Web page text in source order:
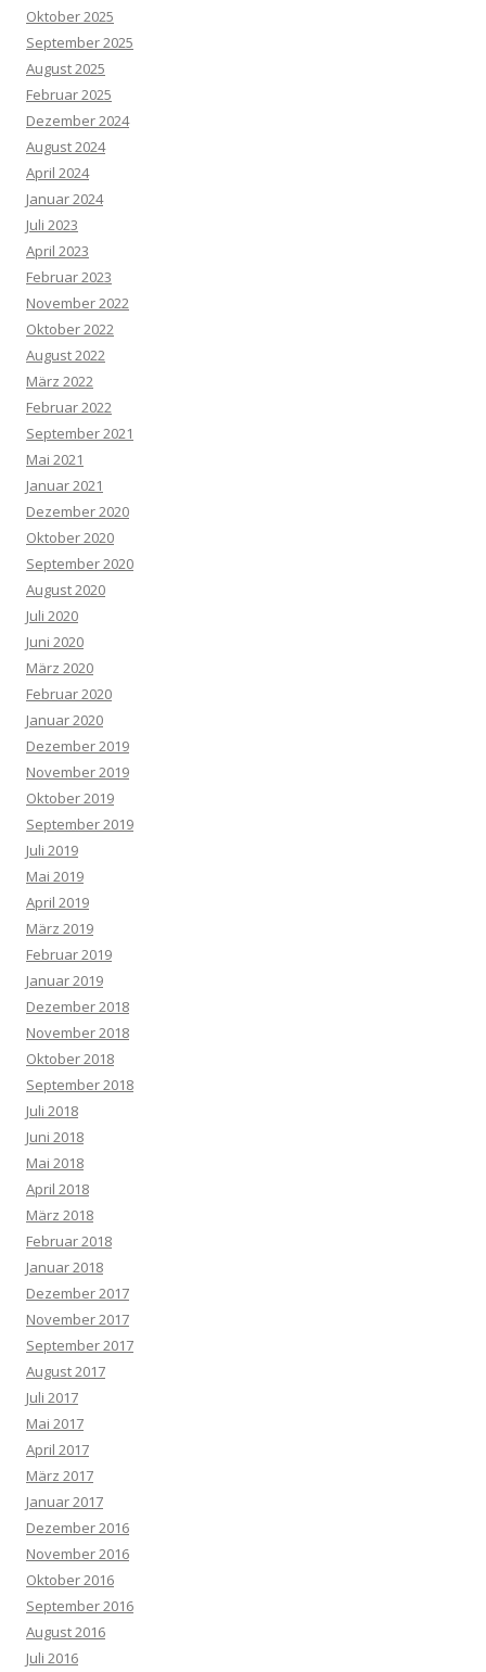
Oktober 2025
September 2025
August 2025
Februar 2025
Dezember 2024
August 2024
April 2024
Januar 2024
Juli 2023
April 2023
Februar 2023
November 2022
Oktober 2022
August 2022
März 2022
Februar 2022
September 2021
Mai 2021
Januar 2021
Dezember 2020
Oktober 2020
September 2020
August 2020
Juli 2020
Juni 2020
März 2020
Februar 2020
Januar 2020
Dezember 2019
November 2019
Oktober 2019
September 2019
Juli 2019
Mai 2019
April 2019
März 2019
Februar 2019
Januar 2019
Dezember 2018
November 2018
Oktober 2018
September 2018
Juli 2018
Juni 2018
Mai 2018
April 2018
März 2018
Februar 2018
Januar 2018
Dezember 2017
November 2017
September 2017
August 2017
Juli 2017
Mai 2017
April 2017
März 2017
Januar 2017
Dezember 2016
November 2016
Oktober 2016
September 2016
August 2016
Juli 2016